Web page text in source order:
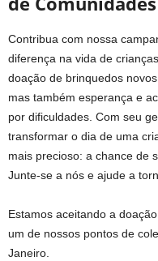
Contribua com nossa
diferença na vida de
doação de brinquedos
mas também esperança e
por dificuldades. Com seu
transformar o dia de uma
mais precioso: a chance de
Junte-se a nós e ajude a
Estamos aceitando a
um de nossos pontos de
Janeiro.